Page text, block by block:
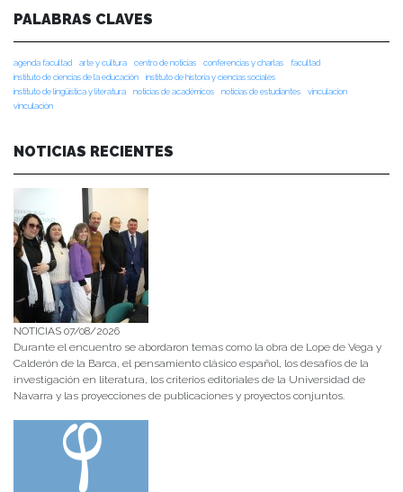
PALABRAS CLAVES
agenda facultad arte y cultura centro de noticias conferencias y charlas
facultad
instituto de ciencias de la educación
instituto de historia y ciencias sociales
instituto de lingüística y literatura
noticias de académicos noticias de estudiantes
vinculacion
vinculación
NOTICIAS RECIENTES
NOTICIAS 07/08/2026
Durante el encuentro se abordaron temas como la obra de Lope de Vega y
Calderón de la Barca, el pensamiento clásico español, los desafíos de la
investigación en literatura, los criterios editoriales de la Universidad de
Navarra y las proyecciones de publicaciones y proyectos conjuntos.